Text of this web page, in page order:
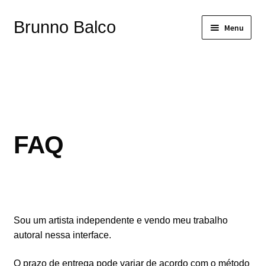
Pular
Pular
Brunno Balco Menu
FAQ
Sou um artista independente e vendo meu trabalho
autoral nessa interface.
O prazo de entrega pode variar de acordo com o método